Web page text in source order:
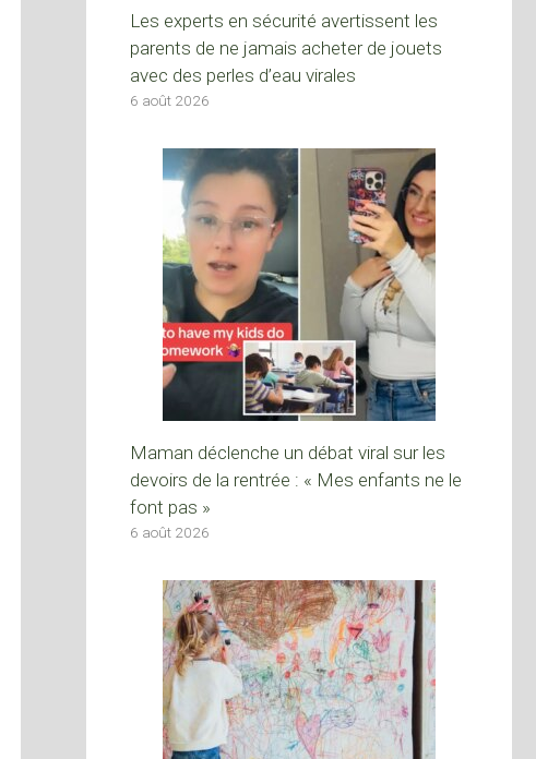
Les experts en sécurité avertissent les
parents de ne jamais acheter de jouets
avec des perles d’eau virales
6 août 2026
Maman déclenche un débat viral sur les
devoirs de la rentrée : « Mes enfants ne le
font pas »
6 août 2026